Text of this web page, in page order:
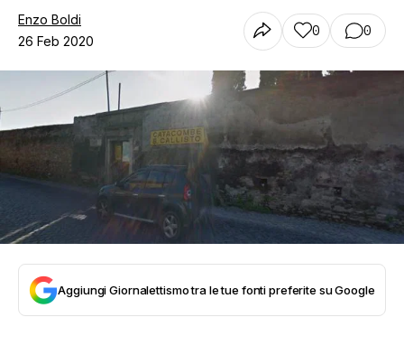
Enzo Boldi
26 Feb 2020
0 0
Aggiungi Giornalettismo tra le tue fonti preferite su Google